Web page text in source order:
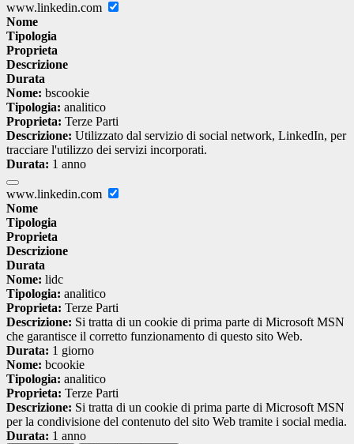
www.linkedin.com
Nome
Tipologia
Proprieta
Descrizione
Durata
Nome: bscookie
Tipologia: analitico
Proprieta: Terze Parti
Descrizione: Utilizzato dal servizio di social network, LinkedIn, per
tracciare l'utilizzo dei servizi incorporati.
Durata: 1 anno
www.linkedin.com
Nome
Tipologia
Proprieta
Descrizione
Durata
Nome: lidc
Tipologia: analitico
Proprieta: Terze Parti
Descrizione: Si tratta di un cookie di prima parte di Microsoft MSN
che garantisce il corretto funzionamento di questo sito Web.
Durata: 1 giorno
Nome: bcookie
Tipologia: analitico
Proprieta: Terze Parti
Descrizione: Si tratta di un cookie di prima parte di Microsoft MSN
per la condivisione del contenuto del sito Web tramite i social media.
Durata: 1 anno